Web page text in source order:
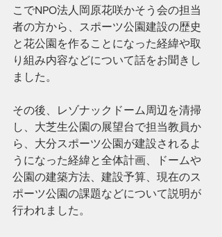
こでNPO法人岡原花咲かそう会の担当
者の方から、スポーツ公園建設の歴史
と花公園を作ることになった経緯や取
り組み内容などについて話をお聞きし
ました。
その後、レゾナックドーム周辺を清掃
し、大芝生公園の展望台で担当教員か
ら、大分スポーツ公園が建設されるよ
うになった経緯と全体計画、ドームや
公園の建築方法、建設予算、現在のス
ポーツ公園の課題などについて説明が
行われました。